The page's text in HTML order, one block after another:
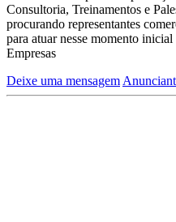
Consultoria, Treinamentos e
procurando representantes
para atuar nesse momento
Empresas
Deixe uma mensagem